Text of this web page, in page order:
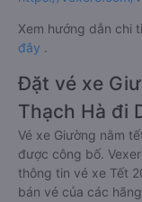
Xem hướng dẫn chi
đây .
Đặt vé xe
Thạch Hà đi
Vé xe Giường nằm
được công bố.
thông tin vé xe Tết
bán vé của các